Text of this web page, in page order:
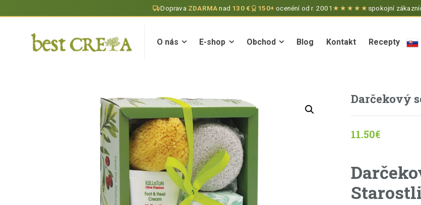
Doprava ZDARMAnad 130 € 150+ ocenéní od r. 2001 ★★★★★ spokojní
O nás E-shop Obchod Blog Kontakt Recepty
O nás E-shop Obchod Blog Kontakt Recepty
Darčekový
11.50€